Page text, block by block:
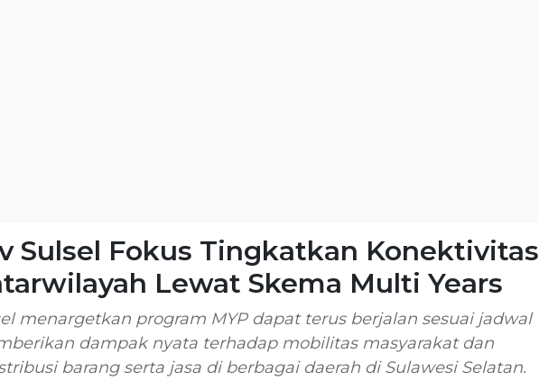
Sulsel Fokus Tingkatkan Konektivitas
Lewat Skema Multi Years
menargetkan program MYP dapat terus berjalan sesuai jadwal
dampak nyata terhadap mobilitas masyarakat dan
barang serta jasa di berbagai daerah di Sulawesi Selatan.